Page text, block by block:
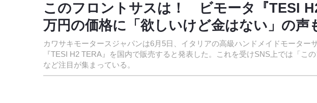
このフロントサスは！ ビモータ『TESI
万円の価格に「欲しいけど金はない」の声
カワサキモータースジャパンは6月5日、イタリアの高級ハンドメイドモーター
『TESI H2 TERA』を国内で販売すると発表した。これを受けSNS上では「こ
など注目が集まっている。